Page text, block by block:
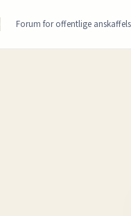
Forum for offentlige